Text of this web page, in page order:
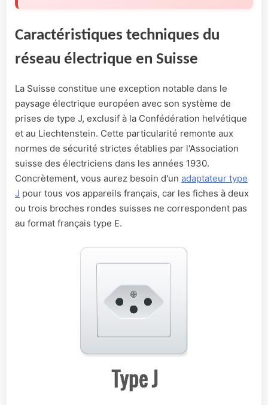
Caractéristiques techniques du
réseau électrique en Suisse
La Suisse constitue une exception notable dans le
paysage électrique européen avec son système de
prises de type J, exclusif à la Confédération helvétique
et au Liechtenstein. Cette particularité remonte aux
normes de sécurité strictes établies par l'Association
suisse des électriciens dans les années 1930.
Concrètement, vous aurez besoin d'un adaptateur type
J pour tous vos appareils français, car les fiches à deux
ou trois broches rondes suisses ne correspondent pas
au format français type E.